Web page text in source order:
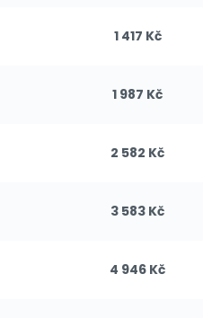
1 417 Kč
1 987 Kč
2 582 Kč
3 583 Kč
4 946 Kč